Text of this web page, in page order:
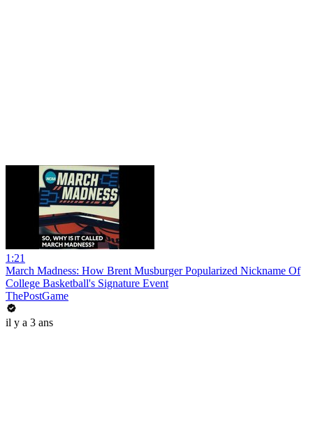
1:21
March Madness: How Brent Musburger Popularized Nickname Of
College Basketball's Signature Event
ThePostGame
il y a 3 ans